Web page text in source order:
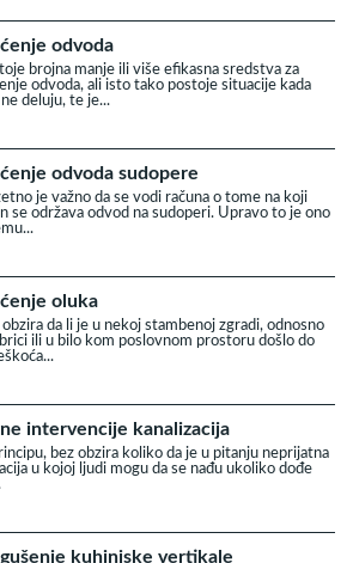
odvoda
brojna manje ili više efikasna sredstva za
odvoda, ali isto tako postoje situacije kada
deluju, te je...
odvoda sudopere
je važno da se vodi računa o tome na koji
se održava odvod na sudoperi. Upravo to je ono
oluka
obzira da li je u nekoj stambenoj zgradi, odnosno
ili u bilo kom poslovnom prostoru došlo do
intervencije kanalizacija
bez obzira koliko da je u pitanju neprijatna
u kojoj ljudi mogu da se nađu ukoliko dođe
kuhinjske vertikale